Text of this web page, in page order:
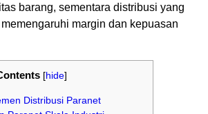
barang, sementara distribusi yang
margin dan kepuasan
[hide]
Distribusi Paranet